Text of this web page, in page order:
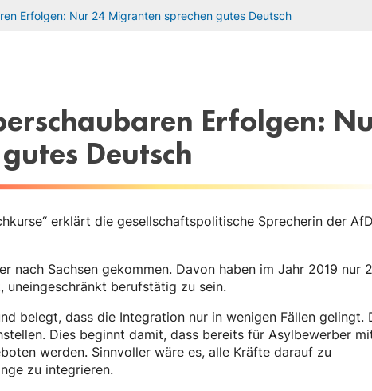
Erfolgen: Nur 24 Migranten sprechen gutes Deutsch
Erfolgen:
Deutsch
erklärt die gesellschaftspolitische Sprecherin der
nach Sachsen gekommen. Davon haben im Jahr 2019 nur
uneingeschränkt berufstätig zu sein.
belegt, dass die Integration nur in wenigen Fällen gelingt.
Dies beginnt damit, dass bereits für Asylbewerber
werden. Sinnvoller wäre es, alle Kräfte darauf zu
zu integrieren.